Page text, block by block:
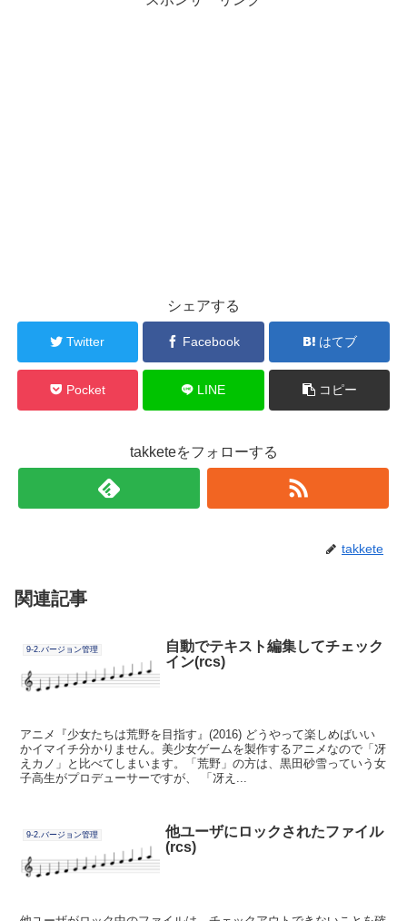
シェアする
Twitter Facebook はてブ
Pocket LINE コピー
takketeをフォローする
takkete
関連記事
9-2.バージョン管理
自動でテキスト編集してチェック
イン(rcs)
アニメ『少女たちは荒野を目指す』(2016) どうやって楽しめばいい
かイマイチ分かりません。美少女ゲームを製作するアニメなので「冴
えカノ」と比べてしまいます。「荒野」の方は、黒田砂雪っていう女
子高生がプロデューサーですが、 「冴え...
9-2.バージョン管理
他ユーザにロックされたファイル
(rcs)